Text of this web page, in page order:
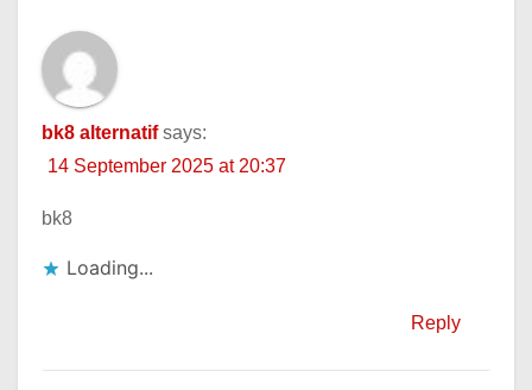
bk8 alternatif says:
14 September 2025 at 20:37
bk8
Loading...
Reply